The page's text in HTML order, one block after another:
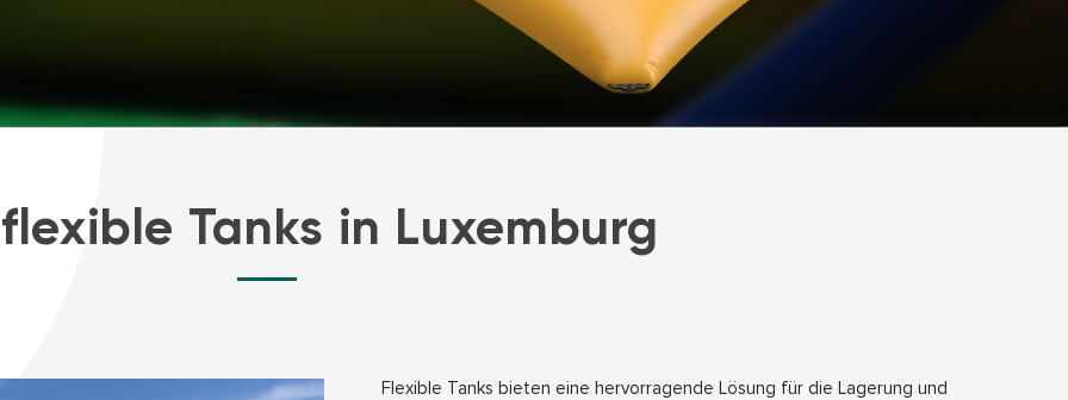
Tanks in Luxemburg
Flexible Tanks bieten eine hervorragende Lösung für die Lagerung und